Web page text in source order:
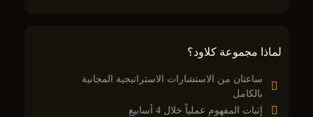
لماذا مجموعة كلاود؟
ساعتان من الاستشارات الاستراتيجية المجانية
بالكامل
إثبات المفهوم عملياً خلال 4 أسابيع